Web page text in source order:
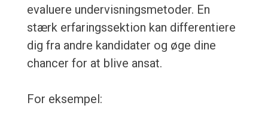
evaluere undervisningsmetoder. En
stærk erfaringssektion kan differentiere
dig fra andre kandidater og øge dine
chancer for at blive ansat.
For eksempel: